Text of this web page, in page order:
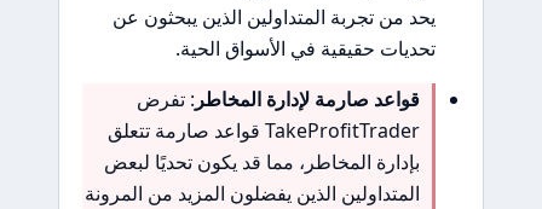
يحد من تجربة المتداولين الذين يبحثون عن
تحديات حقيقية في الأسواق الحية.
قواعد صارمة لإدارة المخاطر : تفرض
TakeProfitTrader قواعد صارمة تتعلق
بإدارة المخاطر، مما قد يكون تحديًا لبعض
المتداولين الذين يفضلون المزيد من المرونة